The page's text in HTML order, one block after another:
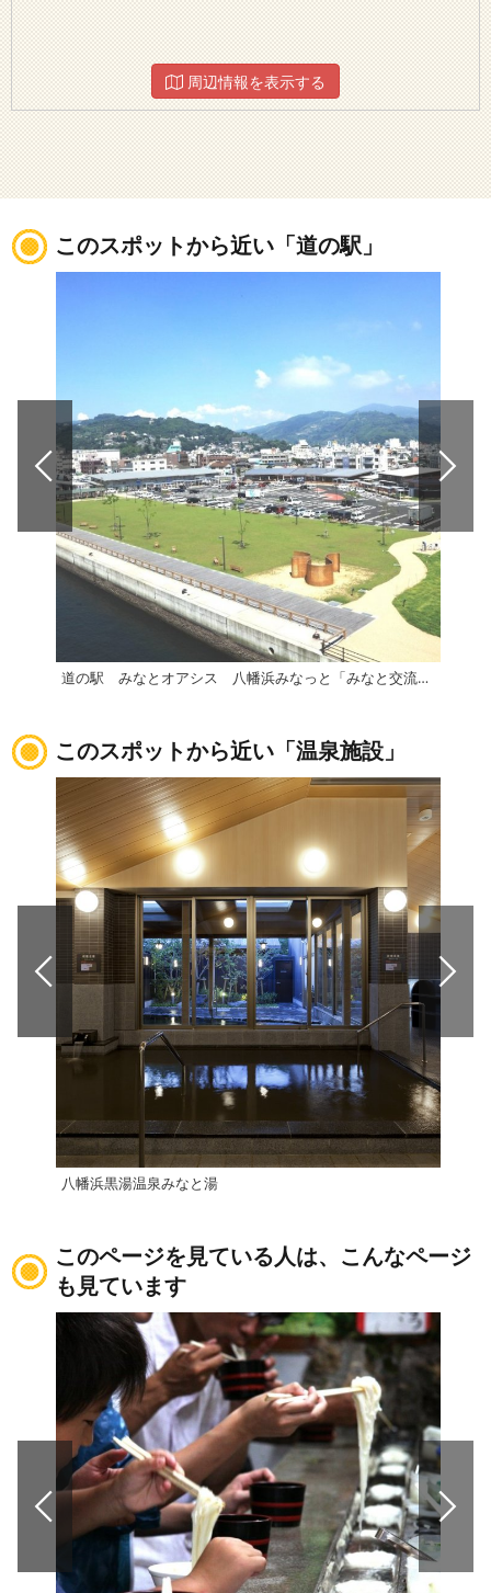
周辺情報を表示する
このスポットから近い「道の駅」
道の駅 みなとオアシス 八幡浜みなっと「みなと交流館」
このスポットから近い「温泉施設」
八幡浜黒湯温泉みなと湯
このページを見ている人は、こんなページ
も見ています